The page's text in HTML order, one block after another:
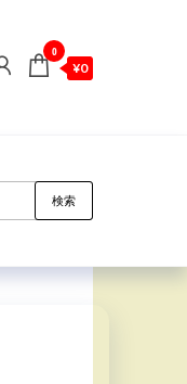
0
¥0
検索